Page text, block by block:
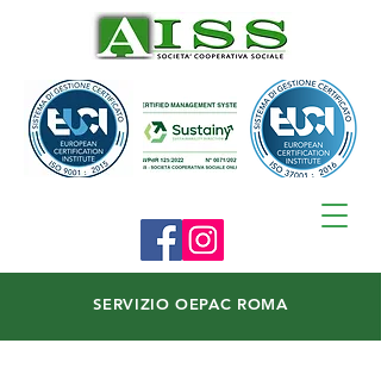
SERVIZIO OEPAC ROMA